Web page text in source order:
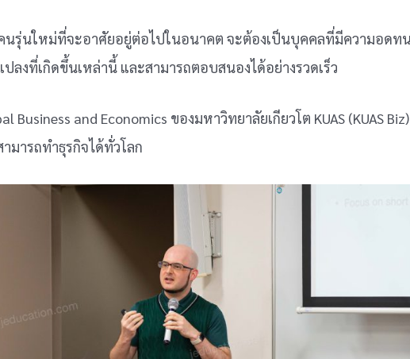
นรุ่นใหม่ที่จะอาศัยอยู่ต่อไปในอนาคต จะต้องเป็นบุคคลที่มีความอด
ปลงที่เกิดขึ้นเหล่านี้ และสามารถตอบสนองได้อย่างรวดเร็ว
Business and Economics ของมหาวิทยาลัยเกียวโต KUAS (KUAS
ารถทำธุรกิจได้ทั่วโลก